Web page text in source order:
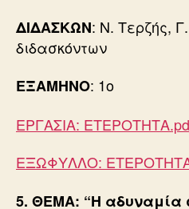
ΔΙΔΑΣΚΩΝ: Ν. Τερζής,
διδασκόντων
ΕΞΑΜΗΝΟ: 1ο
ΕΡΓΑΣΙΑ:
ΕΞΩΦΥΛΛΟ:
5. ΘΕΜΑ: “Η αδυναμία